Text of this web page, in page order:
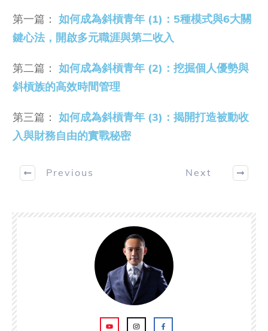
第一篇： 如何成為斜槓青年 (1)：5種模式與6大關
鍵心法，開啟多元職涯與第二收入
第二篇： 如何成為斜槓青年 (2)：挖掘個人優勢與
斜槓族的高效時間管理
第三篇： 如何成為斜槓青年 (3)：揭開打造被動收
入與財務自由的實戰秘密
Previous Next